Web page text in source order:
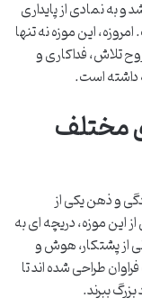
به نمادی از پایداری
این موزه نه تنها
تلاش، فداکاری و
داشته است.
مختلف
و ذهن یکی از
موزه، دریچه ای به
از پشتکار، هوش و
طراحی شده اند تا
ببرند.